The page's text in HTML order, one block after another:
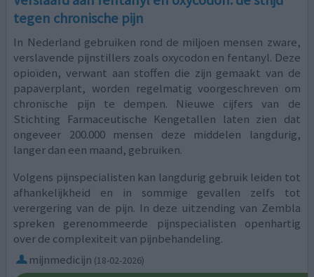
tegen chronische pijn
In Nederland gebruiken rond de miljoen mensen zware,
verslavende pijnstillers zoals oxycodon en fentanyl. Deze
opioïden, verwant aan stoffen die zijn gemaakt van de
papaverplant, worden regelmatig voorgeschreven om
chronische pijn te dempen. Nieuwe cijfers van de
Stichting Farmaceutische Kengetallen laten zien dat
ongeveer 200.000 mensen deze middelen langdurig,
langer dan een maand, gebruiken.
Volgens pijnspecialisten kan langdurig gebruik leiden tot
afhankelijkheid en in sommige gevallen zelfs tot
verergering van de pijn. In deze uitzending van Zembla
spreken gerenommeerde pijnspecialisten openhartig
over de complexiteit van pijnbehandeling.
mijnmedicijn (18-02-2026)